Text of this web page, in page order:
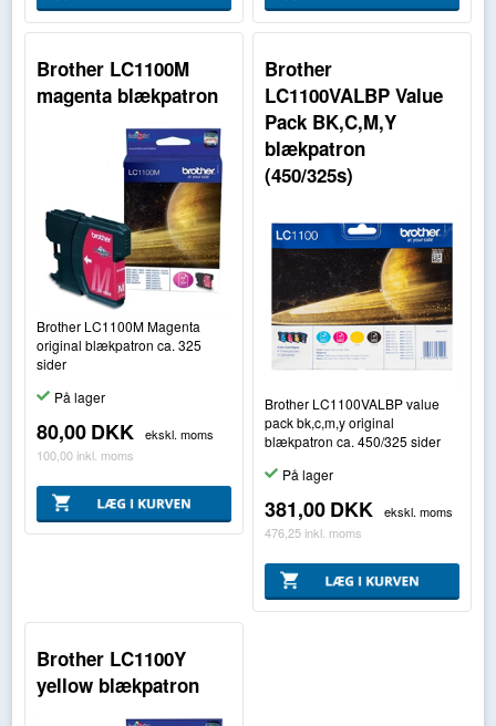
Brother LC1100M
magenta blækpatron
Brother LC1100M Magenta
original blækpatron ca. 325
sider
På lager
80,00DKK
ekskl. moms
100,00 inkl. moms
Brother
LC1100VALBP Value
Pack BK,C,M,Y
blækpatron
(450/325s)
Brother LC1100VALBP value
pack bk,c,m,y original
blækpatron ca. 450/325 sider
På lager
381,00DKK
ekskl. moms
476,25 inkl. moms
Brother LC1100Y
yellow blækpatron